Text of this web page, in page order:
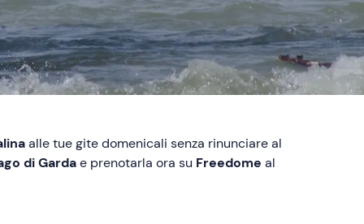
alle tue gite domenicali senza rinunciare al
di Gardae prenotarla ora su Freedome al